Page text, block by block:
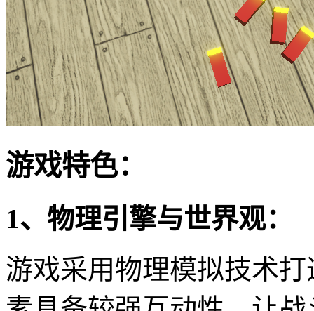
游戏特色：
1、物理引擎与世界观：
游戏采用物理模拟技术